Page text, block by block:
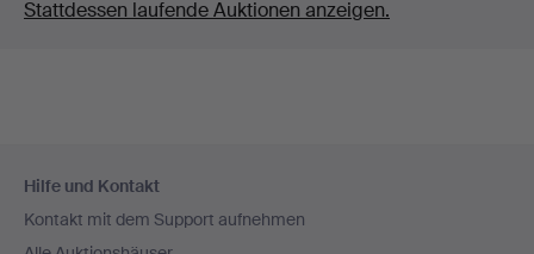
Stattdessen laufende Auktionen anzeigen.
Navigation
Hilfe und Kontakt
Kontakt mit dem Support aufnehmen